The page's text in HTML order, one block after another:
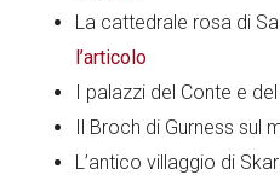
La cattedrale rosa di
l’articolo
I palazzi del Conte e
Il Broch di Gurness sul
L’antico villaggio di